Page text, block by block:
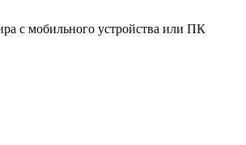
с мобильного устройства или ПК